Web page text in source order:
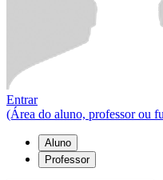
Entrar
(Área do aluno, professor ou
Aluno
Professor